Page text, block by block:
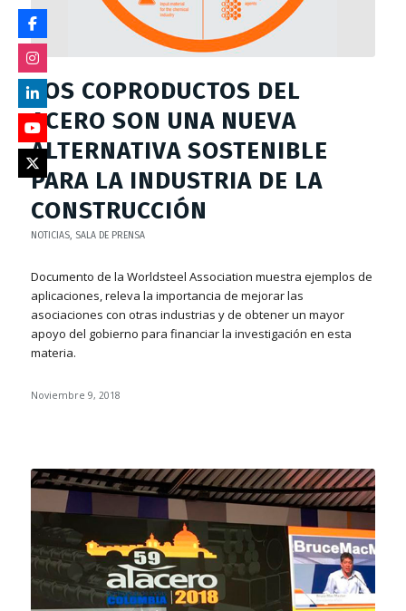
LOS COPRODUCTOS DEL
ACERO SON UNA NUEVA
ALTERNATIVA SOSTENIBLE
PARA LA INDUSTRIA DE LA
CONSTRUCCIÓN
NOTICIAS, SALA DE PRENSA
Documento de la Worldsteel Association muestra ejemplos de
aplicaciones, releva la importancia de mejorar las
asociaciones con otras industrias y de obtener un mayor
apoyo del gobierno para financiar la investigación en esta
materia.
Noviembre 9, 2018